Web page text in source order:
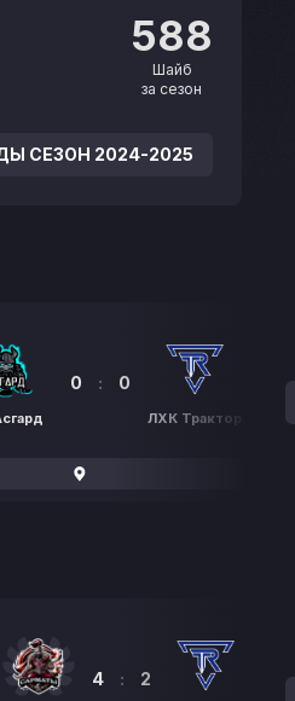
588
Шайб
за сезон
СЕЗОН 2024-2025
0 : 0
ЛХК Трактор
4 : 2